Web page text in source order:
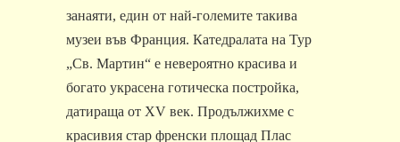
занаяти, един от най-големите такива
музеи във Франция. Катедралата на Тур
„Св. Мартин“ е невероятно красива и
богато украсена готическа постройка,
датираща от XV век. Продължихме с
красивия стар френски площад Плас